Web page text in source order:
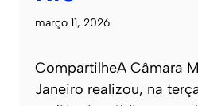
março 11, 2026
CompartilheA Câmara
Janeiro realizou, na